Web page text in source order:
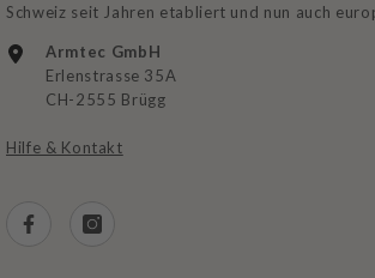
Schweiz seit Jahren etabliert und nun auch
Armtec GmbH
Erlenstrasse 35A
CH-2555 Brügg
Hilfe & Kontakt